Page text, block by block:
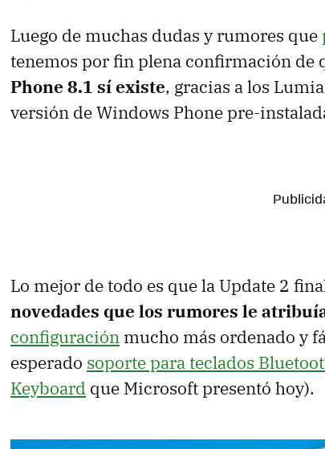
Luego de muchas dudas y rumores que
tenemos por fin plena confirmación de
Phone 8.1 sí existe, gracias a los
versión de Windows Phone pre-
Lo mejor de todo es que la Update 2
novedades que los rumores le
configuración mucho más ordenado y
esperado soporte para teclados
Keyboard que Microsoft presentó hoy).